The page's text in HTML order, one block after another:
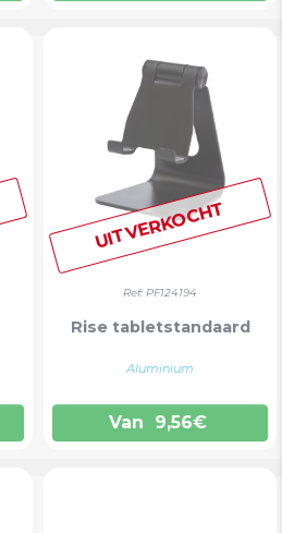
UITVERKOCHT
Ref: PF124194
Rise tabletstandaard
Aluminium
Van 9,56€